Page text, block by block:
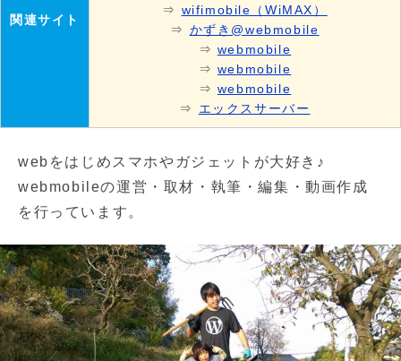
関連サイト
⇒ wifimobile（WiMAX）
⇒ かずき@webmobile
⇒ webmobile
⇒ webmobile
⇒ webmobile
⇒ エックスサーバー
webをはじめスマホやガジェットが大好き♪
webmobileの運営・取材・執筆・編集・動画作成
を行っています。